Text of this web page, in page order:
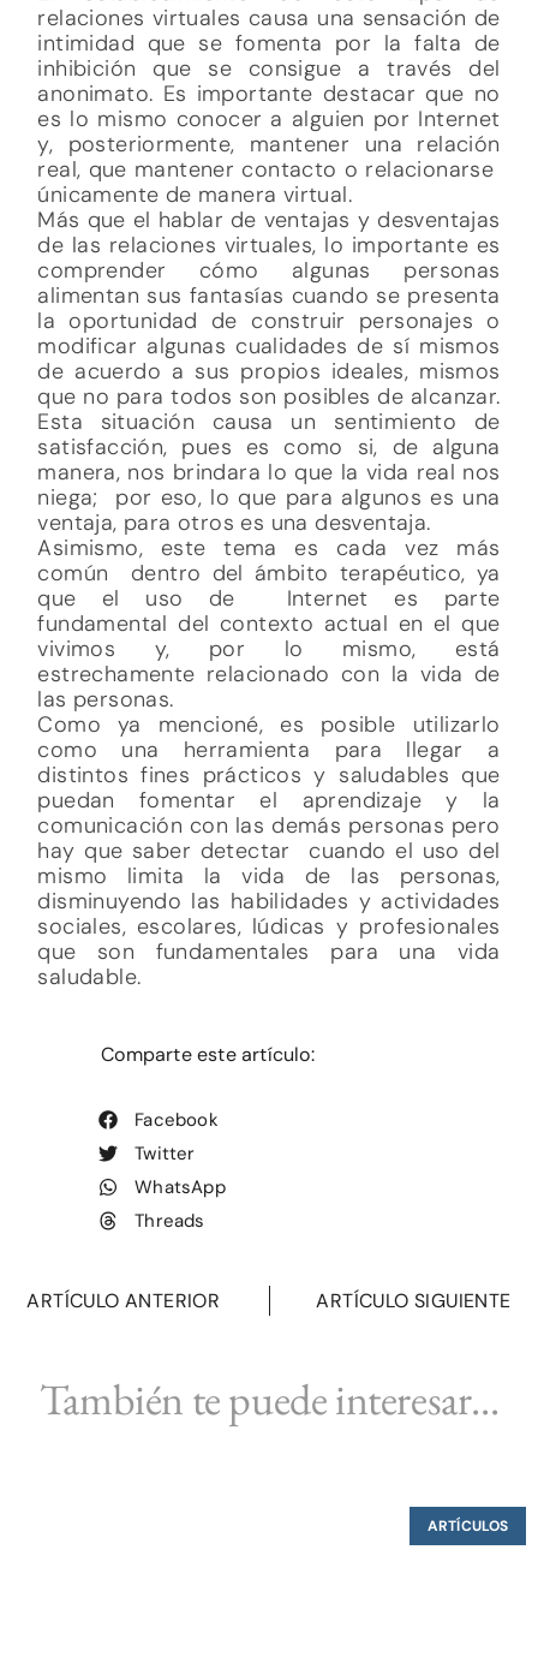
relaciones virtuales causa una sensación de
intimidad que se fomenta por la falta de
inhibición que se consigue a través del
anonimato. Es importante destacar que no
es lo mismo conocer a alguien por Internet
y, posteriormente, mantener una relación
real, que mantener contacto o relacionarse
únicamente de manera virtual.
Más que el hablar de ventajas y desventajas
de las relaciones virtuales, lo importante es
comprender cómo algunas personas
alimentan sus fantasías cuando se presenta
la oportunidad de construir personajes o
modificar algunas cualidades de sí mismos
de acuerdo a sus propios ideales, mismos
que no para todos son posibles de alcanzar.
Esta situación causa un sentimiento de
satisfacción, pues es como si, de alguna
manera, nos brindara lo que la vida real nos
niega; por eso, lo que para algunos es una
ventaja, para otros es una desventaja.
Asimismo, este tema es cada vez más
común dentro del ámbito terapéutico, ya
que el uso de Internet es parte
fundamental del contexto actual en el que
vivimos y, por lo mismo, está
estrechamente relacionado con la vida de
las personas.
Como ya mencioné, es posible utilizarlo
como una herramienta para llegar a
distintos fines prácticos y saludables que
puedan fomentar el aprendizaje y la
comunicación con las demás personas pero
hay que saber detectar cuando el uso del
mismo limita la vida de las personas,
disminuyendo las habilidades y actividades
sociales, escolares, lúdicas y profesionales
que son fundamentales para una vida
saludable.
Comparte este artículo:
Facebook
Twitter
WhatsApp
Threads
ARTÍCULO ANTERIOR ARTÍCULO SIGUIENTE
También te puede interesar...
ARTÍCULOS